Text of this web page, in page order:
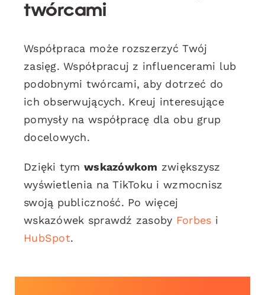
twórcami
Współpraca może rozszerzyć Twój
zasięg. Współpracuj z influencerami lub
podobnymi twórcami, aby dotrzeć do
ich obserwujących. Kreuj interesujące
pomysły na współpracę dla obu grup
docelowych.
Dzięki tym wskazówkom zwiększysz
wyświetlenia na TikToku i wzmocnisz
swoją publiczność. Po więcej
wskazówek sprawdź zasoby Forbes i
HubSpot.